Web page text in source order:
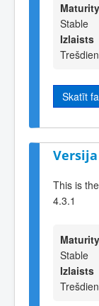
Maturity
Stable
Izlaists
Skatīt
Versija
This is
4.3.1
Maturity
Stable
Izlaists